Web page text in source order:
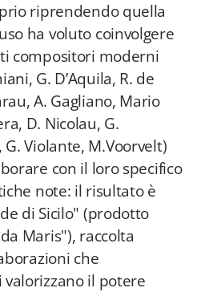
riprendendo quella
ha voluto coinvolgere
compositori moderni
G. D’Aquila, R. de
A. Gagliano, Mario
D. Nicolau, G.
G. Violante, M.Voorvelt)
con il loro specifico
note: il risultato è
di Sicilo" (prodotto
Maris"), raccolta
che
il potere